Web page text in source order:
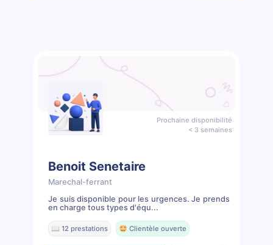
Prochaine disponibilité
< 3 semaines
Benoit Senetaire
Marechal-ferrant
Je suis disponible pour les urgences. Je prends
en charge tous types d'équ...
📖 12 prestations 🤩 Clientèle ouverte